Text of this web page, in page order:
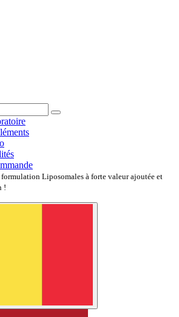
Liposomales à forte valeur ajoutée et
!